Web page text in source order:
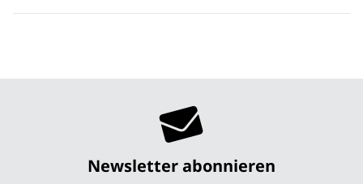
Newsletter abonnieren